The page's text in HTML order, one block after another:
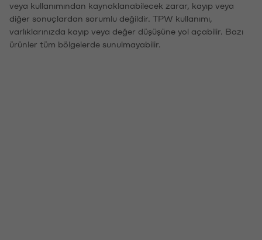
veya kullanımından kaynaklanabilecek zarar, kayıp veya
diğer sonuçlardan sorumlu değildir. TPW kullanımı,
varlıklarınızda kayıp veya değer düşüşüne yol açabilir. Bazı
ürünler tüm bölgelerde sunulmayabilir.